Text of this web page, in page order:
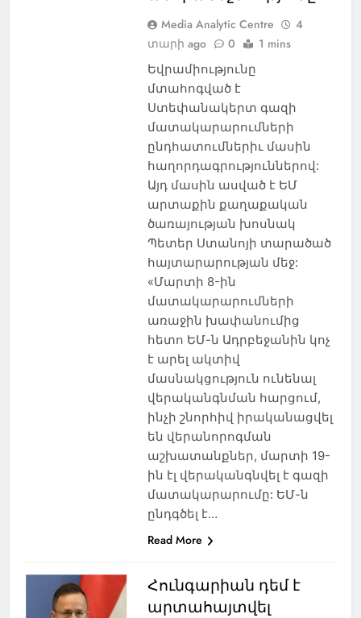
Media Analytic Centre
4
տարի ago
0 1 mins
Եվրամիությունը
մտահոգված է
Ստեփանակերտ գազի
մատակարարումների
ընդհատումներիւ մասին
հաղորդագրություններով:
Այդ մասին ասված է ԵՄ
արտաքին քաղաքական
ծառայության խոսնակ
Պետեր Ստանոյի տարածած
հայտարարության մեջ:
«Մարտի 8-ին
մատակարարումների
առաջին խափանումից
հետո ԵՄ-ն Ադրբեջանին կոչ
է արել ակտիվ
մասնակցություն ունենալ
վերականգնման հարցում,
ինչի շնորհիվ իրականացվել
են վերանորոգման
աշխատանքներ, մարտի 19-
ին էլ վերականգնվել է գազի
մատակարարումը: ԵՄ-ն
ընդգծել է…
Read More
Հունգարիան դեմ է
արտահայտվել